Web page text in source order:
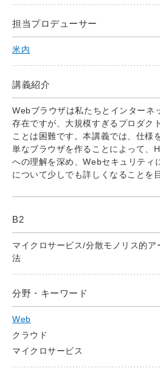
担当プロデューサー
米内
講義紹介
Webブラウザは私たちとインターネ
存在ですが、大規模すぎるプロダク
ことは困難です。本講義では、仕様
単なブラウザを作ることによって、
への理解を深め、Webセキュリティ
について少しでも詳しくなることを
B2
マイクロサービス/分散モノリス的
法
分野・キーワード
Web
クラウド
マイクロサービス